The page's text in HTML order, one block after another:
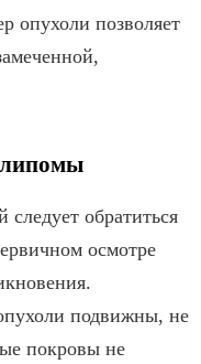
опухоли позволяет
липомы
обратиться
осмотре
подвижны, не
покровы не